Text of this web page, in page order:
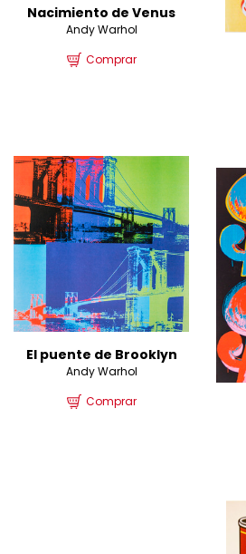
Nacimiento de Venus
Andy Warhol
Comprar
El puente de Brooklyn
Andy Warhol
Comprar